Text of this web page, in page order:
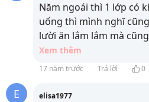
Năm ngoái thì 1 lớp có
uống thì mình nghĩ
lười ăn lắm lắm mà
Xem thêm
17 năm trước Trả lời 0
E elisa1977